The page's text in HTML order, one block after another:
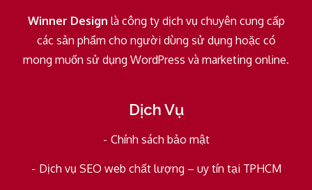
Winner Design là công ty dịch vụ chuyên cung cấp
các sản phẩm cho người dùng sử dụng hoặc có
mong muốn sử dụng WordPress và marketing online.
Dịch Vụ
Chính sách bảo mật
Dịch vụ SEO web chất lượng – uy tín tại TPHCM